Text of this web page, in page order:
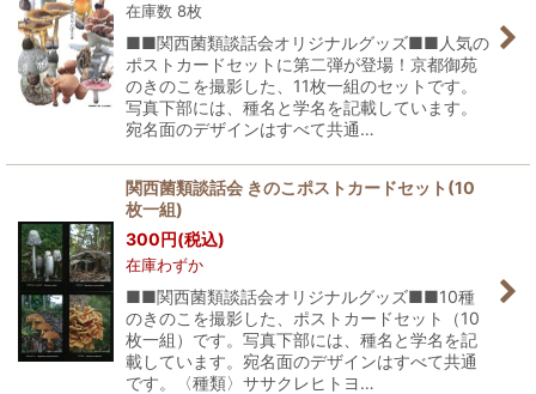
在庫数 8枚
■■関西菌類談話会オリジナルグッズ■■人気の
ポストカードセットに第二弾が登場！京都御苑
のきのこを撮影した、11枚一組のセットです。
写真下部には、種名と学名を記載しています。
宛名面のデザインはすべて共通…
関西菌類談話会 きのこポストカードセット(10
枚一組)
300円(税込)
在庫わずか
■■関西菌類談話会オリジナルグッズ■■10種
のきのこを撮影した、ポストカードセット（10
枚一組）です。写真下部には、種名と学名を記
載しています。宛名面のデザインはすべて共通
です。〈種類〉ササクレヒトヨ…